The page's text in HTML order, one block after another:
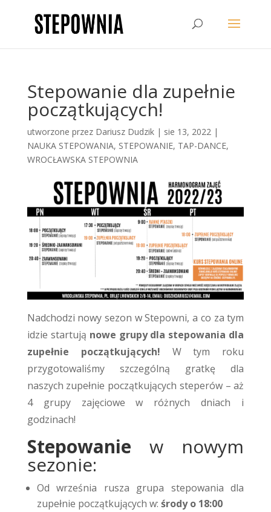
Stepowanie dla zupełnie
początkujących!
utworzone przez Dariusz Dudzik| sie 13, 2022|
NAUKA STEPOWANIA, STEPOWANIE, TAP-DANCE,
WROCŁAWSKA STEPOWNIA
Nadchodzi nowy sezon w Stepowni, a co za tym
idzie startują nowe grupy dla stepowania dla
zupełnie początkujących! W tym roku
przygotowaliśmy szczególną gratkę dla
naszych zupełnie początkujących steperów – aż
4 grupy zajęciowe w różnych dniach i
godzinach!
Stepowanie w nowym
sezonie:
Od września rusza grupa stepowania dla
zupełnie początkujących w: środy o 18:00